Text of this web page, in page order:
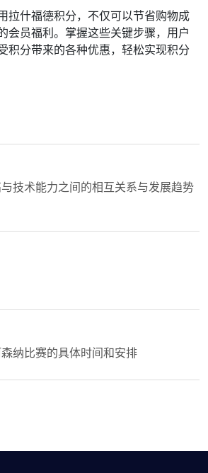
拉什福德积分，不仅可以节省购物成
会员福利。掌握这些关键步骤，用户
积分带来的各种优惠，轻松实现积分
技术能力之间的相互关系与发展趋势
纳比赛的具体时间和安排